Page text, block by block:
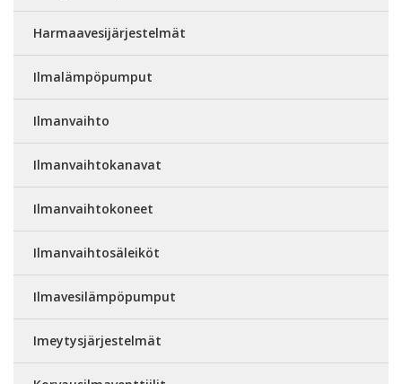
Harmaavesijärjestelmät
Ilmalämpöpumput
Ilmanvaihto
Ilmanvaihtokanavat
Ilmanvaihtokoneet
Ilmanvaihtosäleiköt
Ilmavesilämpöpumput
Imeytysjärjestelmät